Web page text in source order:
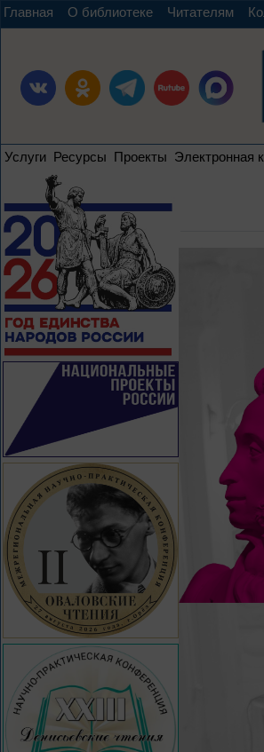
Главная О библиотеке Читателям
Услуги Ресурсы Проекты Электронная